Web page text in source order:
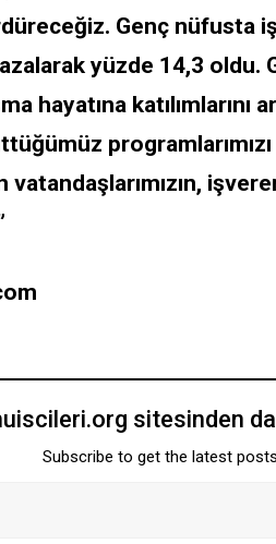
Genç nüfusta
yüzde 14,3
hayatına katılımlarını
sitesinden
Subscribe to get the latest